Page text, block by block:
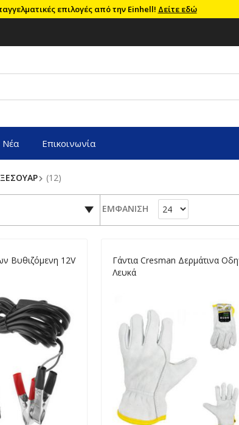
επιλογές από την Einhell! Δείτε εδώ
Νέα Επικοινωνία
(12)
ΕΜΦΑΝΙΣΗ
Βυθιζόμενη 12V
Γάντια Cresman Δερμάτινα
Λευκά